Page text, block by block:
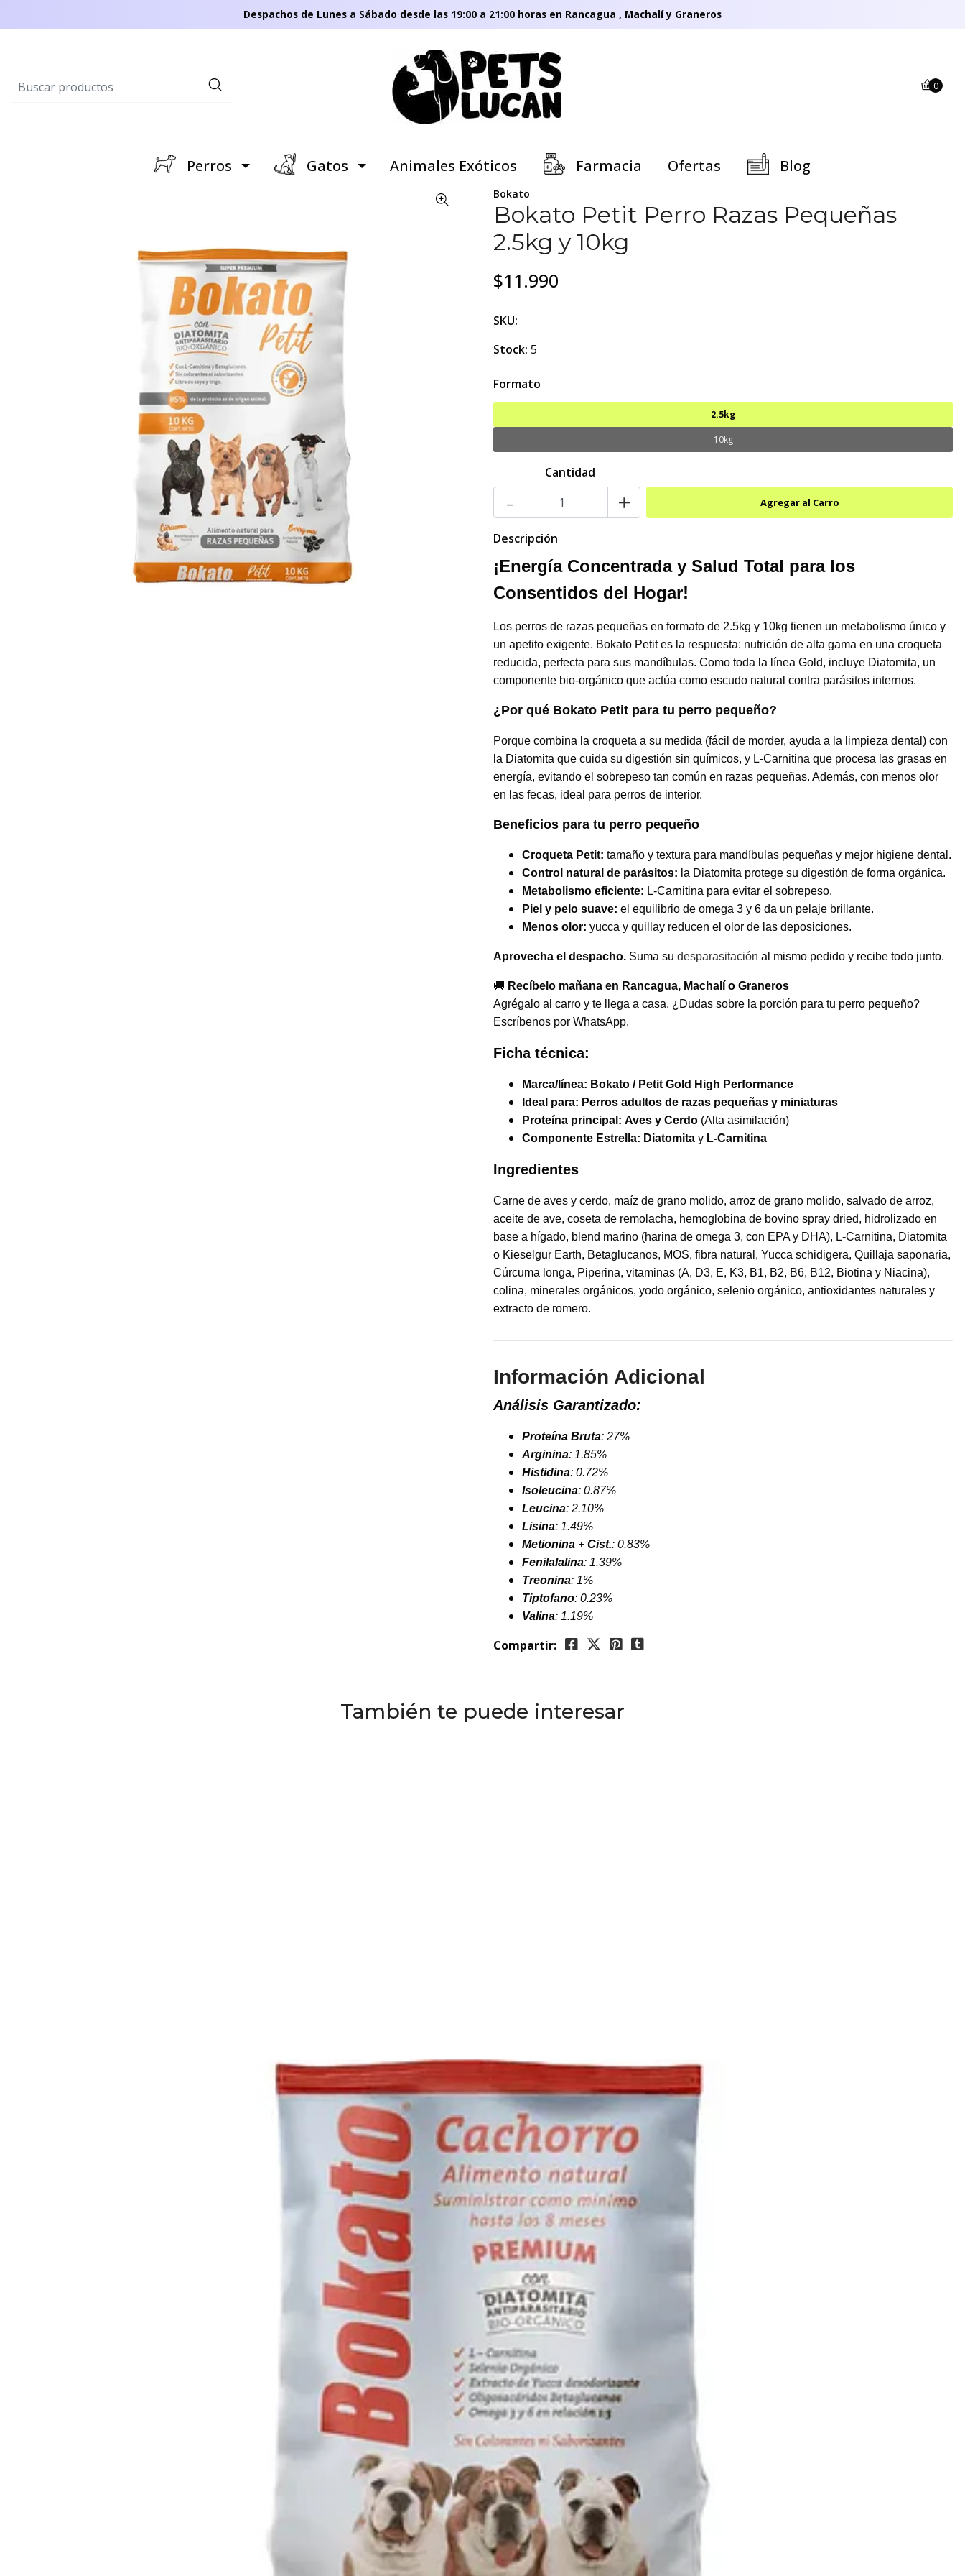
Despachos de Lunes a Sábado desde las 19:00 a 21:00 horas en Rancagua , Machalí y Graneros
0
Perros Gatos Animales Exóticos Farmacia Ofertas Blog
Bokato
Bokato Petit Perro Razas Pequeñas
2.5kg y 10kg
$11.990
SKU:
Stock: 5
Formato
2.5kg
10kg
Cantidad
- +
Descripción
¡Energía Concentrada y Salud Total para los
Consentidos del Hogar!
Los perros de razas pequeñas en formato de 2.5kg y 10kg tienen un metabolismo único y
un apetito exigente. Bokato Petit es la respuesta: nutrición de alta gama en una croqueta
reducida, perfecta para sus mandíbulas. Como toda la línea Gold, incluye Diatomita, un
componente bio-orgánico que actúa como escudo natural contra parásitos internos.
¿Por qué Bokato Petit para tu perro pequeño?
Porque combina la croqueta a su medida (fácil de morder, ayuda a la limpieza dental) con
la Diatomita que cuida su digestión sin químicos, y L-Carnitina que procesa las grasas en
energía, evitando el sobrepeso tan común en razas pequeñas. Además, con menos olor
en las fecas, ideal para perros de interior.
Beneficios para tu perro pequeño
Croqueta Petit: tamaño y textura para mandíbulas pequeñas y mejor higiene dental.
Control natural de parásitos: la Diatomita protege su digestión de forma orgánica.
Metabolismo eficiente: L-Carnitina para evitar el sobrepeso.
Piel y pelo suave: el equilibrio de omega 3 y 6 da un pelaje brillante.
Menos olor: yucca y quillay reducen el olor de las deposiciones.
Aprovecha el despacho. Suma su desparasitación al mismo pedido y recibe todo junto.
🚚 Recíbelo mañana en Rancagua, Machalí o Graneros
Agrégalo al carro y te llega a casa. ¿Dudas sobre la porción para tu perro pequeño?
Escríbenos por WhatsApp.
Ficha técnica:
Marca/línea: Bokato / Petit Gold High Performance
Ideal para: Perros adultos de razas pequeñas y miniaturas
Proteína principal: Aves y Cerdo (Alta asimilación)
Componente Estrella: Diatomita y L-Carnitina
Ingredientes
Carne de aves y cerdo, maíz de grano molido, arroz de grano molido, salvado de arroz,
aceite de ave, coseta de remolacha, hemoglobina de bovino spray dried, hidrolizado en
base a hígado, blend marino (harina de omega 3, con EPA y DHA), L-Carnitina, Diatomita
o Kieselgur Earth, Betaglucanos, MOS, fibra natural, Yucca schidigera, Quillaja saponaria,
Cúrcuma longa, Piperina, vitaminas (A, D3, E, K3, B1, B2, B6, B12, Biotina y Niacina),
colina, minerales orgánicos, yodo orgánico, selenio orgánico, antioxidantes naturales y
extracto de romero.
Información Adicional
Análisis Garantizado:
Proteína Bruta: 27%
Arginina: 1.85%
Histidina: 0.72%
Isoleucina: 0.87%
Leucina: 2.10%
Lisina: 1.49%
Metionina + Cist.: 0.83%
Fenilalalina: 1.39%
Treonina: 1%
Tiptofano: 0.23%
Valina: 1.19%
Compartir:
También te puede interesar